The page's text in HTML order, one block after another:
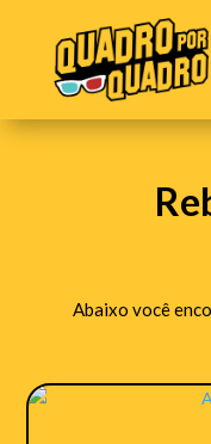
Abaixo você